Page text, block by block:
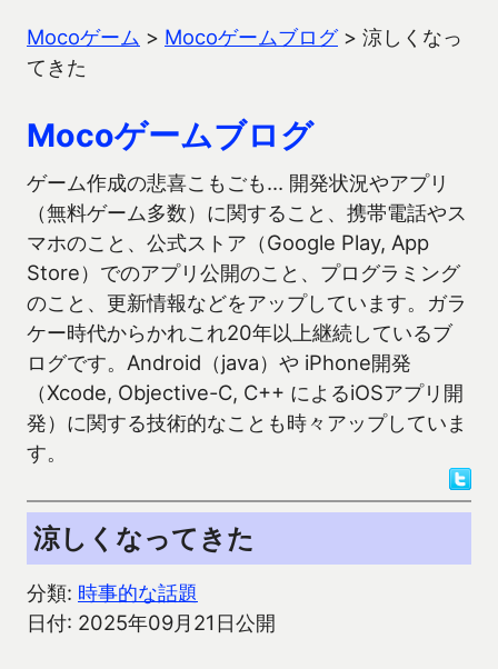
Mocoゲーム > Mocoゲームブログ> 涼しくなっ
てきた
Mocoゲームブログ
ゲーム作成の悲喜こもごも… 開発状況やアプリ
（無料ゲーム多数）に関すること、携帯電話やス
マホのこと、公式ストア（Google Play, App
Store）でのアプリ公開のこと、プログラミング
のこと、更新情報などをアップしています。ガラ
ケー時代からかれこれ20年以上継続しているブ
ログです。Android（java）や iPhone開発
（Xcode, Objective-C, C++ によるiOSアプリ開
発）に関する技術的なことも時々アップしていま
す。
涼しくなってきた
分類: 時事的な話題
日付: 2025年09月21日公開